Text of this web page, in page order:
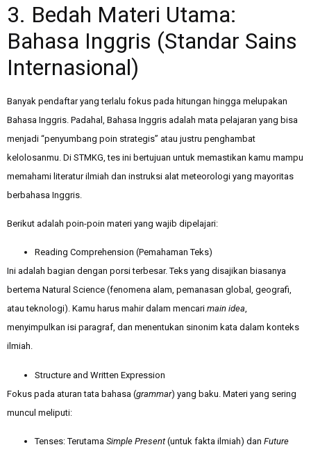
3. Bedah Materi Utama:
Bahasa Inggris (Standar Sains
Internasional)
Banyak pendaftar yang terlalu fokus pada hitungan hingga melupakan
Bahasa Inggris. Padahal, Bahasa Inggris adalah mata pelajaran yang bisa
menjadi “penyumbang poin strategis” atau justru penghambat
kelolosanmu. Di STMKG, tes ini bertujuan untuk memastikan kamu mampu
memahami literatur ilmiah dan instruksi alat meteorologi yang mayoritas
berbahasa Inggris.
Berikut adalah poin-poin materi yang wajib dipelajari:
Reading Comprehension (Pemahaman Teks)
Ini adalah bagian dengan porsi terbesar. Teks yang disajikan biasanya
bertema Natural Science (fenomena alam, pemanasan global, geografi,
atau teknologi). Kamu harus mahir dalam mencari main idea,
menyimpulkan isi paragraf, dan menentukan sinonim kata dalam konteks
ilmiah.
Structure and Written Expression
Fokus pada aturan tata bahasa (grammar) yang baku. Materi yang sering
muncul meliputi:
Tenses: Terutama Simple Present(untuk fakta ilmiah) dan Future